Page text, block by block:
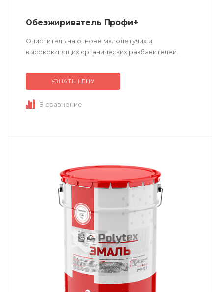
Обезжириватель Профи+
Очиститель на основе малолетучих и
высококипящих органических разбавителей.
УЗНАТЬ ЦЕНУ
В сравнение